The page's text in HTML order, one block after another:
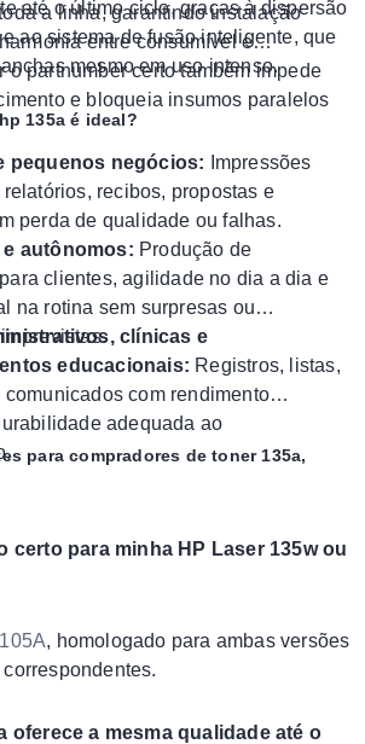
até o último ciclo, graças à dispersão
ao sistema de fusão inteligente, que
mesmo em uso intenso.
a linha, garantindo instalação
entre consumível e
o partnumber certo também impede
e bloqueia insumos paralelos
135a é ideal?
pequenos negócios: Impressões
recibos, propostas e
perda de qualidade ou falhas.
e autônomos: Produção de
clientes, agilidade no dia a dia e
na rotina sem surpresas ou
clínicas e
educacionais: Registros, listas,
comunicados com rendimento
adequada ao
para compradores de toner 135a,
certo para minha HP Laser 135w ou
, homologado para ambas versões
oferece a mesma qualidade até o